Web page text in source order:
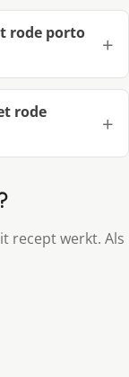
rode porto
rode
recept werkt. Als